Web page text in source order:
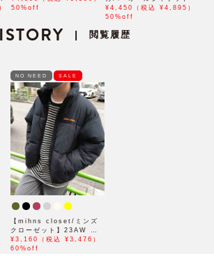
50%off
¥4,450（税込 ¥4,895）
50%off
| 閲覧履歴
NO NEED SALE
【mihns closet/ミンズ
クローゼット】23AW パ
デットショートブルゾン
¥3,160（税込 ¥3,476）
60%off